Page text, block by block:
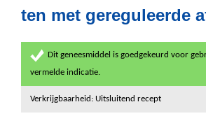
ten met gereguleerde
Dit geneesmiddel is goedgekeurd voor
vermelde indicatie.
Verkrijgbaarheid: Uitsluitend recept